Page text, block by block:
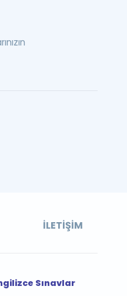
İLETIŞIM
Sınavlar